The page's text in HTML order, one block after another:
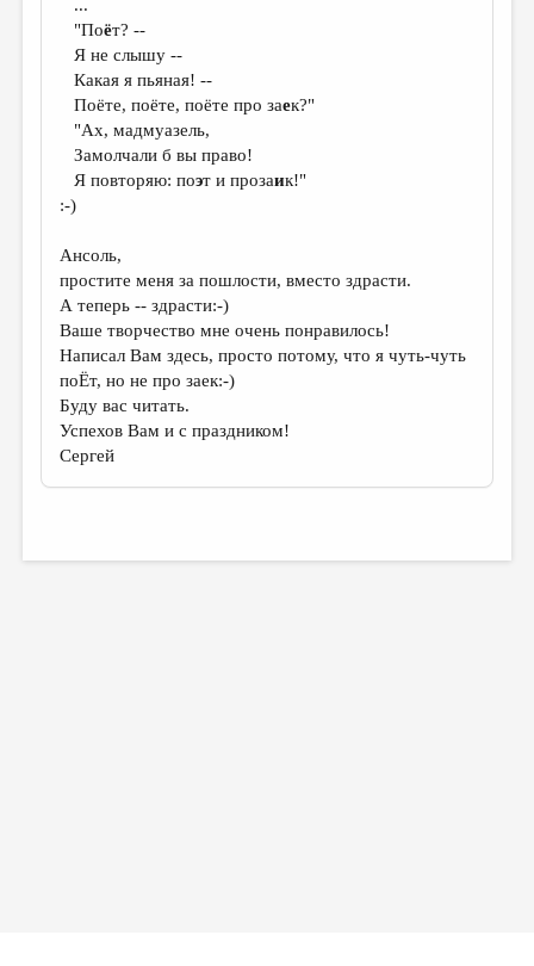
...
"Поёт? --
Я не слышу --
Какая я пьяная! --
Поёте, поёте, поёте про заек?"
"Ах, мадмуазель,
Замолчали б вы право!
Я повторяю: поэт и прозаик!"
:-)
Ансоль,
простите меня за пошлости, вместо здрасти.
А теперь -- здрасти:-)
Ваше творчество мне очень понравилось!
Написал Вам здесь, просто потому, что я чуть-чуть
поЁт, но не про заек:-)
Буду вас читать.
Успехов Вам и с праздником!
Сергей